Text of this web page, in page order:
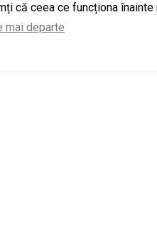
că ceea ce funcționa
mai departe